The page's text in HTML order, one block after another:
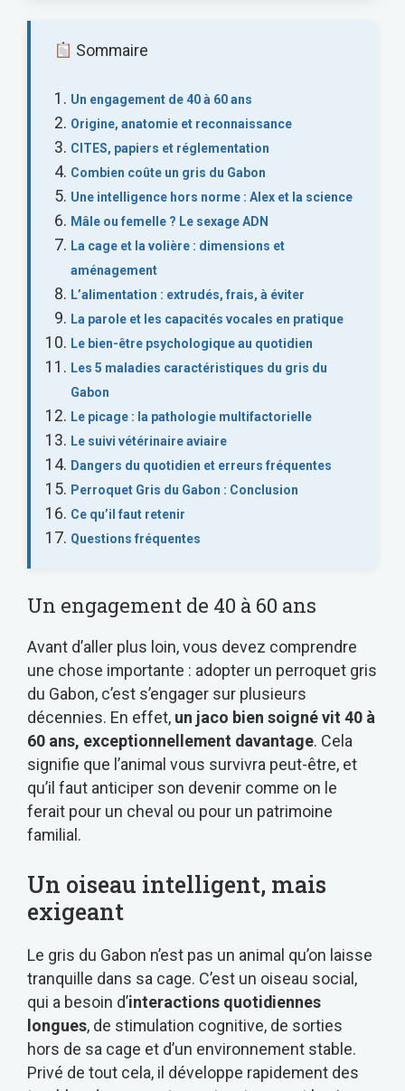
Sommaire
Un engagement de 40 à 60 ans
Origine, anatomie et reconnaissance
CITES, papiers et réglementation
Combien coûte un gris du Gabon
Une intelligence hors norme : Alex et la science
Mâle ou femelle ? Le sexage ADN
La cage et la volière : dimensions et
aménagement
L’alimentation : extrudés, frais, à éviter
La parole et les capacités vocales en pratique
Le bien-être psychologique au quotidien
Les 5 maladies caractéristiques du gris du
Gabon
Le picage : la pathologie multifactorielle
Le suivi vétérinaire aviaire
Dangers du quotidien et erreurs fréquentes
Perroquet Gris du Gabon : Conclusion
Ce qu’il faut retenir
Questions fréquentes
Un engagement de 40 à 60 ans
Avant d’aller plus loin, vous devez comprendre
une chose importante : adopter un perroquet gris
du Gabon, c’est s’engager sur plusieurs
décennies. En effet, un jaco bien soigné vit 40 à
60 ans, exceptionnellement davantage. Cela
signifie que l’animal vous survivra peut-être, et
qu’il faut anticiper son devenir comme on le
ferait pour un cheval ou pour un patrimoine
familial.
Un oiseau intelligent, mais
exigeant
Le gris du Gabon n’est pas un animal qu’on laisse
tranquille dans sa cage. C’est un oiseau social,
qui a besoin d’interactions quotidiennes
longues, de stimulation cognitive, de sorties
hors de sa cage et d’un environnement stable.
Privé de tout cela, il développe rapidement des